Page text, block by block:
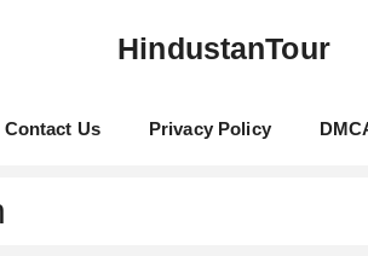
HindustanTour
Contact Us Privacy Policy